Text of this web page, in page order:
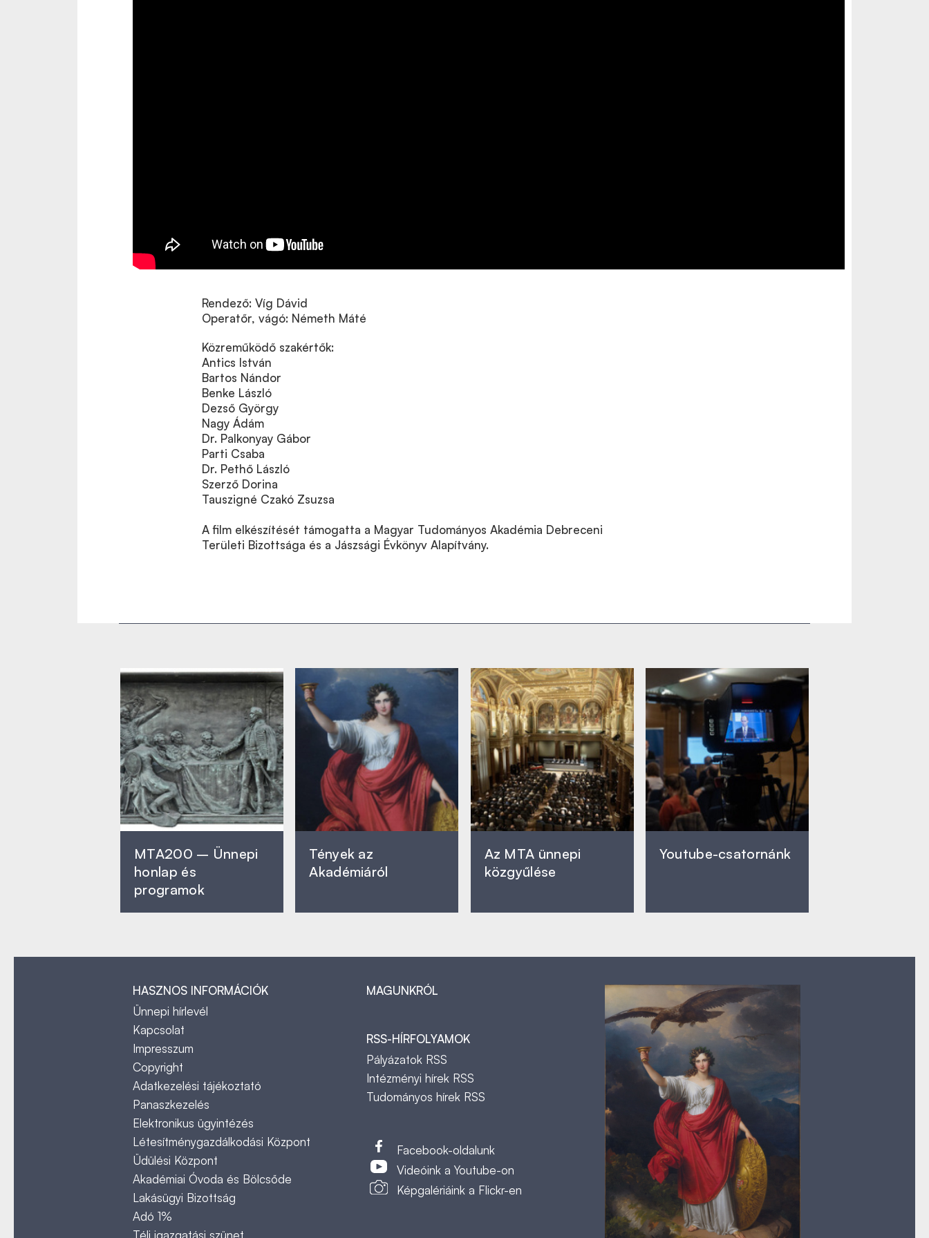
Rendező: Víg Dávid
Operatőr, vágó: Németh Máté
Közreműködő szakértők:
Antics István
Bartos Nándor
Benke László
Dezső György
Nagy Ádám
Dr. Palkonyay Gábor
Parti Csaba
Dr. Pethő László
Szerző Dorina
Tauszigné Czakó Zsuzsa
A film elkészítését támogatta a Magyar Tudományos Akadémia Debreceni
Területi Bizottsága és a Jászsági Évkönyv Alapítvány.
MTA200 – Ünnepi
honlap és
programok
Tények az
Akadémiáról
Az MTA ünnepi
közgyűlése
Youtube-csatornánk
HASZNOS INFORMÁCIÓK
Ünnepi hírlevél
Kapcsolat
Impresszum
Copyright
Adatkezelési tájékoztató
Panaszkezelés
Elektronikus ügyintézés
Létesítménygazdálkodási Központ
Üdülési Központ
Akadémiai Óvoda és Bölcsőde
Lakásügyi Bizottság
Adó 1%
Téli igazgatási szünet
MAGUNKRÓL
RSS-HÍRFOLYAMOK
Pályázatok RSS
Intézményi hírek RSS
Tudományos hírek RSS
Facebook-oldalunk
Videóink a Youtube-on
Képgalériáink a Flickr-en